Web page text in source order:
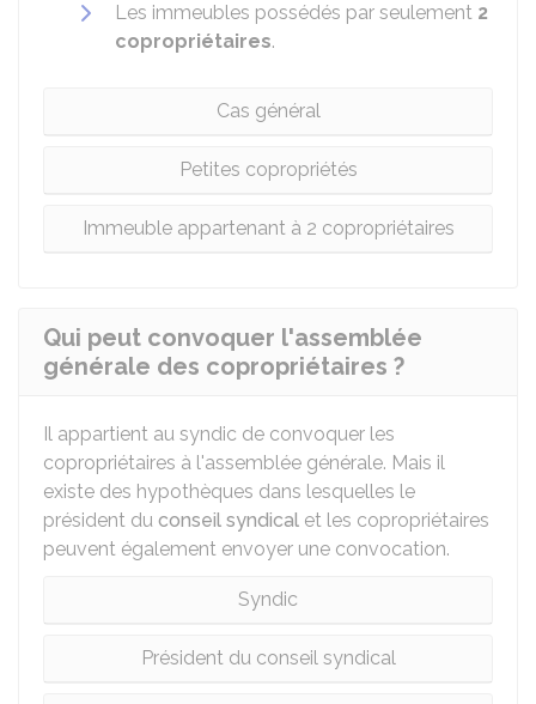
Les immeubles possédés par seulement 2
copropriétaires.
Cas général
Petites copropriétés
Immeuble appartenant à 2 copropriétaires
Qui peut convoquer l'assemblée
générale des copropriétaires ?
Il appartient au syndic de convoquer les
copropriétaires à l'assemblée générale. Mais il
existe des hypothèques dans lesquelles le
président du conseil syndical et les copropriétaires
peuvent également envoyer une convocation.
Syndic
Président du conseil syndical